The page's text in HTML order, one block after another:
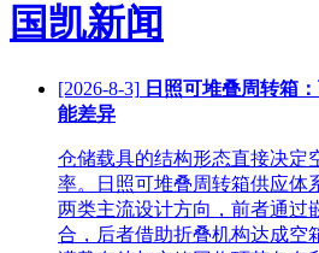
国凯新闻
[2026-8-3] 日照可堆叠周转箱
能差异
仓储载具的结构形态直接决定
率。日照可堆叠周转箱供应体
两类主流设计方向，前者通过
合，后者借助折叠机构达成空